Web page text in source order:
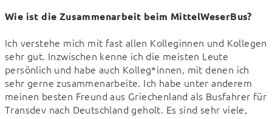
Wie ist die Zusammenarbeit beim MittelWeserBus?
Ich verstehe mich mit fast allen Kolleginnen und Kollegen
sehr gut. Inzwischen kenne ich die meisten Leute
persönlich und habe auch Kolleg*innen, mit denen ich
sehr gerne zusammenarbeite. Ich habe unter anderem
meinen besten Freund aus Griechenland als Busfahrer für
Transdev nach Deutschland geholt. Es sind sehr viele,